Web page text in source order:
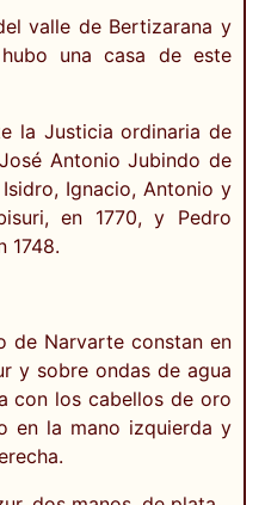
valle de Bertizarana y
una casa de este
la Justicia ordinaria de
Antonio Jubindo de
Ignacio, Antonio y
en 1770, y Pedro
1748.
de Narvarte constan en
y sobre ondas de agua
con los cabellos de oro
en la mano izquierda y